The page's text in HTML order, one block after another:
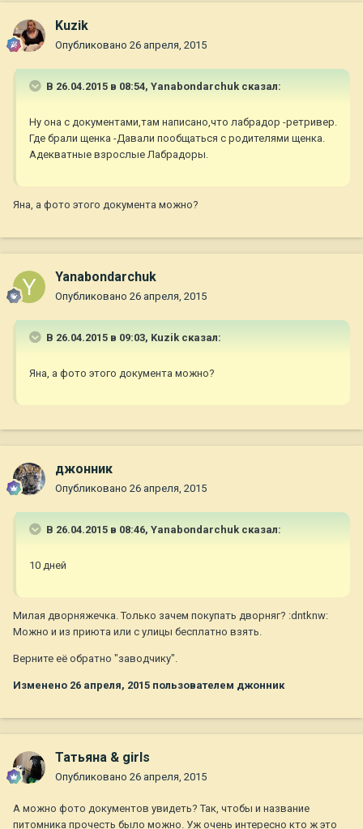
Kuzik
Опубликовано 26 апреля, 2015
В 26.04.2015 в 08:54, Yanabondarchuk сказал:
Ну она с документами,там написано,что лабрадор -ретривер.
Где брали щенка -Давали пообщаться с родителями щенка.
Адекватные взрослые Лабрадоры.
Яна, а фото этого документа можно?
Yanabondarchuk
Опубликовано 26 апреля, 2015
В 26.04.2015 в 09:03, Kuzik сказал:
Яна, а фото этого документа можно?
джонник
Опубликовано 26 апреля, 2015
В 26.04.2015 в 08:46, Yanabondarchuk сказал:
10 дней
Милая дворняжечка. Только зачем покупать дворняг? :dntknw:
Можно и из приюта или с улицы бесплатно взять.
Верните её обратно "заводчику".
Изменено 26 апреля, 2015 пользователем джонник
Татьяна & girls
Опубликовано 26 апреля, 2015
А можно фото документов увидеть? Так, чтобы и название
питомника прочесть было можно. Уж очень интересно кто ж это